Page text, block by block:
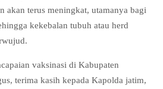
akan terus meningkat, utamanya bagi
kekebalan tubuh atau herd
vaksinasi di Kabupaten
terima kasih kepada Kapolda jatim,